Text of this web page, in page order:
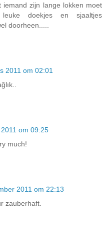
zijn lange lokken moet
doekjes en sjaaltjes
doorheen.....
2011 om 02:01
om 09:25
much!
2011 om 22:13
zauberhaft.